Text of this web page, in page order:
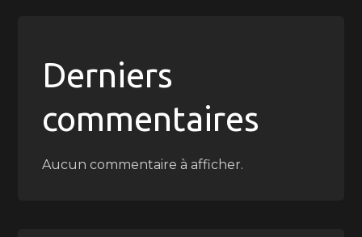
Derniers
commentaires
Aucun commentaire à afficher.